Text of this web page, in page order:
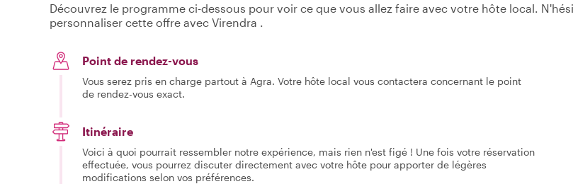
Découvrez le programme ci-dessous pour voir ce que vous allez faire avec votre hôte local.
personnaliser cette offre avec Virendra .
Point de rendez-vous
Vous serez pris en charge partout à Agra. Votre hôte local vous contactera concernant le point
de rendez-vous exact.
Itinéraire
Voici à quoi pourrait ressembler notre expérience, mais rien n'est figé ! Une fois votre réservation
effectuée, vous pourrez discuter directement avec votre hôte pour apporter de légères
modifications selon vos préférences.